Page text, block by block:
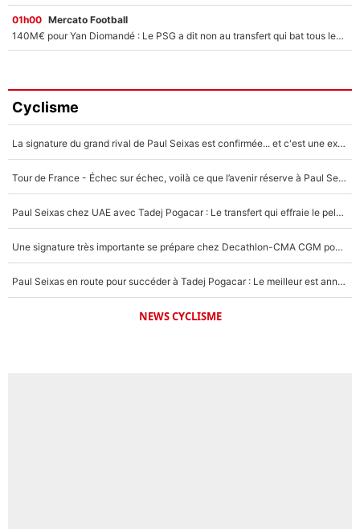
01h00 Mercato Football
140M€ pour Yan Diomandé : Le PSG a dit non au transfert qui bat tous les records sur le mercato
Cyclisme
La signature du grand rival de Paul Seixas est confirmée... et c'est une excellente nouvelle pour l'équipe Decathlon-CMA CGM !
Tour de France - Échec sur échec, voilà ce que l’avenir réserve à Paul Seixas : «Tant qu’il y aura un Pogacar comme celui-là...»
Paul Seixas chez UAE avec Tadej Pogacar : Le transfert qui effraie le peloton, «c’est la pire des choses qui puisse arriver»
Une signature très importante se prépare chez Decathlon-CMA CGM pour aider Paul Seixas à gagner le Tour de France 2027
Paul Seixas en route pour succéder à Tadej Pogacar : Le meilleur est annoncé pour l’avenir de la pépite française
NEWS CYCLISME